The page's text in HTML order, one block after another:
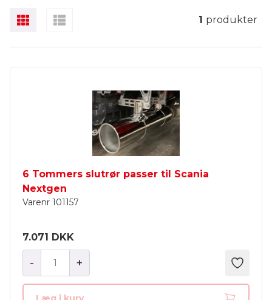
1 produkter
6 Tommers slutrør passer til Scania
Nextgen
Varenr 101157
7.071 DKK
- +